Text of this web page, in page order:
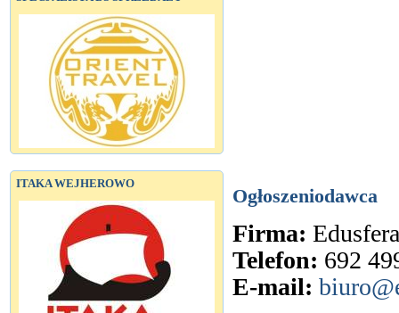
ITAKA WEJHEROWO
Ogłoszeniodawca
Firma:
Telefon: 692
E-mail: